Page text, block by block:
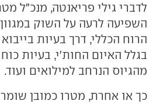
לדברי גילי פריאנטה, מנכ"ל
השפיעה לרעה על השוק
הרוח הכללי, דרך בעיות
בגלל האיום החות'י, בעיות
מהגיוס הנרחב למילואים ועוד.
כך או אחרת, מטרו כמובן